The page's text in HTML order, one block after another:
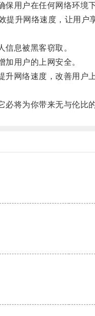
户在任何网络环境下
升网络速度，让用户
息被黑客窃取。
用户的上网安全。
网络速度，改善用户上
将为你带来无与伦比的